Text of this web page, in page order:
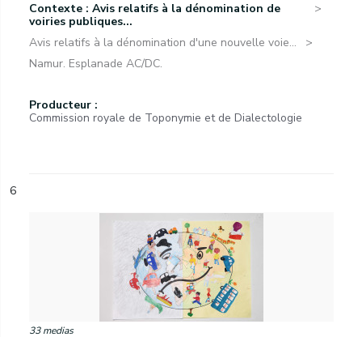
Contexte : Avis relatifs à la dénomination de
voiries publiques...
Avis relatifs à la dénomination d'une nouvelle voie...
Namur. Esplanade AC/DC.
Producteur :
Commission royale de Toponymie et de Dialectologie
6
33 medias